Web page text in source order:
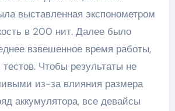
выставленная экспонометром
в 200 нит. Далее было
взвешенное время работы,
Чтобы результаты не
из-за влияния размера
аккумулятора, все девайсы